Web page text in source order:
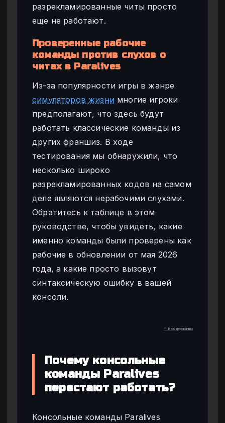
разрекламированные читы просто
еще не работают.
Проверенные рабочие
команды против слухов о
читах в Paralives
Из-за популярности игры в жанре
симуляторов жизнимногие игроки
предполагают, что здесь будут
работать классические команды из
других франшиз. В ходе
тестирования мы обнаружили, что
несколько широко
разрекламированных кодов на самом
деле являются нерабочими слухами.
Обратитесь к таблице в этом
руководстве, чтобы увидеть, какие
именно команды были проверены как
рабочие в обновлении от мая 2026
года, а какие просто вызовут
синтаксическую ошибку в вашей
консоли.
↑ К содержанию
Почему консольные
команды Paralives
перестают работать?
Консольные команды Paralives